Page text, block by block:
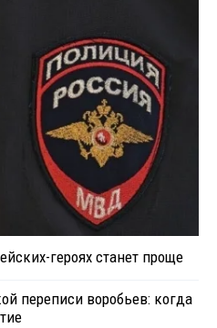
героях станет проще
переписи воробьев: когда